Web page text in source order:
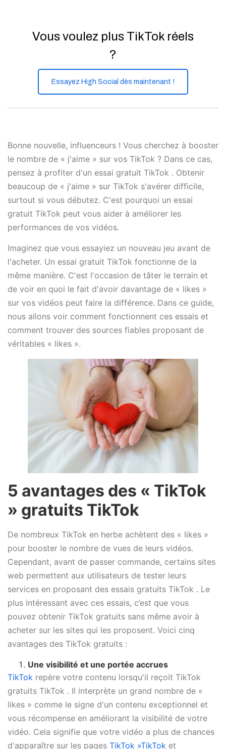
Vous voulez plus TikTok réels
?
Essayez High Social dès maintenant !
Bonne nouvelle, influenceurs ! Vous cherchez à booster
le nombre de « j'aime » sur vos TikTok ? Dans ce cas,
pensez à profiter d'un essai gratuit TikTok . Obtenir
beaucoup de « j'aime » sur TikTok s'avérer difficile,
surtout si vous débutez. C'est pourquoi un essai
gratuit TikTok peut vous aider à améliorer les
performances de vos vidéos.
Imaginez que vous essayiez un nouveau jeu avant de
l'acheter. Un essai gratuit TikTok fonctionne de la
même manière. C'est l'occasion de tâter le terrain et
de voir en quoi le fait d'avoir davantage de « likes »
sur vos vidéos peut faire la différence. Dans ce guide,
nous allons voir comment fonctionnent ces essais et
comment trouver des sources fiables proposant de
véritables « likes ».
5 avantages des « TikTok
» gratuits TikTok
De nombreux TikTok en herbe achètent des « likes »
pour booster le nombre de vues de leurs vidéos.
Cependant, avant de passer commande, certains sites
web permettent aux utilisateurs de tester leurs
services en proposant des essais gratuits TikTok . Le
plus intéressant avec ces essais, c’est que vous
pouvez obtenir TikTok gratuits sans même avoir à
acheter sur les sites qui les proposent. Voici cinq
avantages des TikTok gratuits :
Une visibilité et une portée accrues
TikTok repère votre contenu lorsqu'il reçoit TikTok
gratuits TikTok . Il interprète un grand nombre de «
likes » comme le signe d'un contenu exceptionnel et
vous récompense en améliorant la visibilité de votre
vidéo. Cela signifie que votre vidéo a plus de chances
d'apparaître sur les pages TikTok »TikTok et